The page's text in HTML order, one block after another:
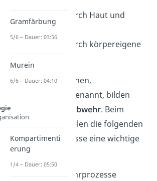
dem Schutz durch Haut und
dem Schutz durch körpereigene
Weiße Blutkörperchen,
auch Leukozyten genannt, bilden
die
aktive Immunabwehr. Beim
aktiven Schutz spielen die folgenden
zwei Abwehrprozesse eine wichtige
Rolle:
zelluläre Abwehrprozesse
Gramfärbung
5/6 – Dauer: 03:56
Murein
6/6 – Dauer: 04:10
Kompartimenti
erung
1/4 – Dauer: 05:50